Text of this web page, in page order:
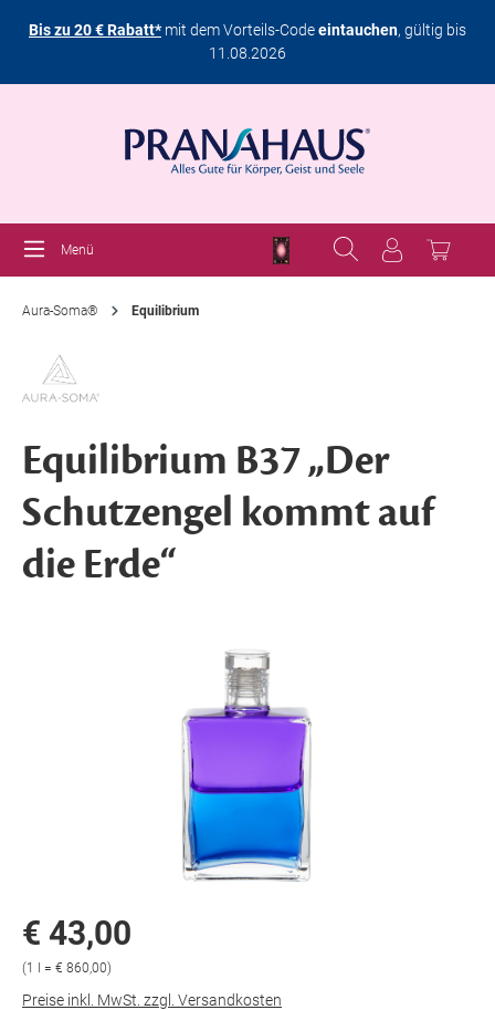
Bis zu 20 € Rabatt*mit dem Vorteils-Codeeintauchen, gültig bis
11.08.2026
Menü
Aura-Soma® Equilibrium
Equilibrium B37 „Der
Schutzengel kommt auf
die Erde“
€ 43,00
(1 l = € 860,00)
Preise inkl. MwSt. zzgl. Versandkosten